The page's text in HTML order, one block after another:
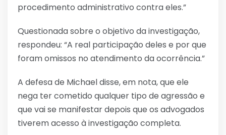
procedimento administrativo contra eles.”
Questionada sobre o objetivo da investigação,
respondeu: “A real participação deles e por que
foram omissos no atendimento da ocorrência.”
A defesa de Michael disse, em nota, que ele
nega ter cometido qualquer tipo de agressão e
que vai se manifestar depois que os advogados
tiverem acesso à investigação completa.